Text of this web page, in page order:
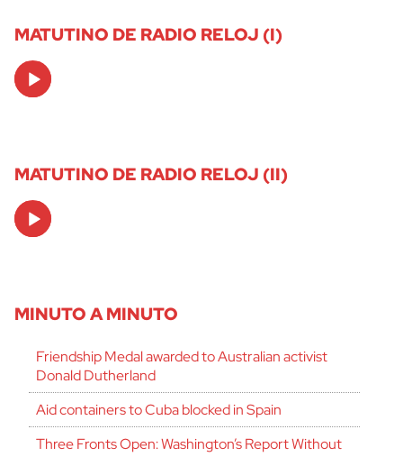
MATUTINO DE RADIO RELOJ (I)
Audio
Player
MATUTINO DE RADIO RELOJ (II)
Audio
Player
MINUTO A MINUTO
Friendship Medal awarded to Australian activist
Donald Dutherland
Aid containers to Cuba blocked in Spain
Three Fronts Open: Washington’s Report Without